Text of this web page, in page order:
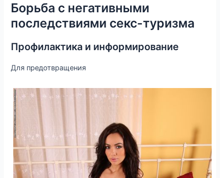
Борьба с негативными
последствиями секс-туризма
Профилактика и информирование
Для предотвращения